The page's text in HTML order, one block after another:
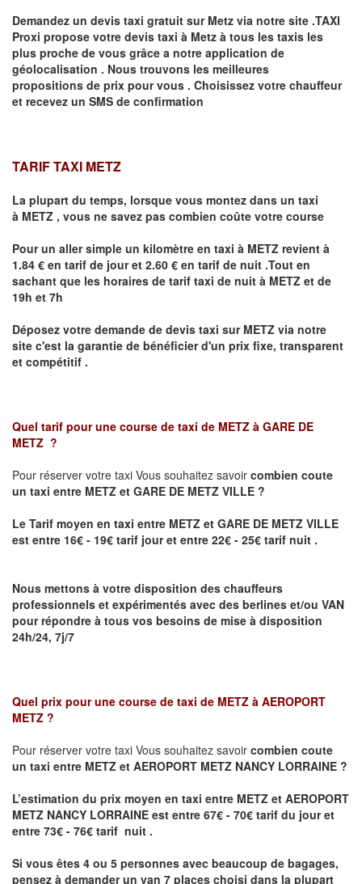
Demandez un devis taxi gratuit sur Metz via notre site .TAXI
Proxi propose votre devis taxi à Metz à tous les taxis les
plus proche de vous grâce a notre application de
géolocalisation . Nous trouvons les meilleures
propositions de prix pour vous . Choisissez votre chauffeur
et recevez un SMS de confirmation
TARIF TAXI METZ
La plupart du temps, lorsque vous montez dans un taxi
à METZ , vous ne savez pas combien coûte votre course
Pour un aller simple un kilomètre en taxi à METZ revient à
1.84 € en tarif de jour et 2.60 € en tarif de nuit .Tout en
sachant que les horaires de tarif taxi de nuit à METZ et de
19h et 7h
Déposez votre demande de devis taxi sur METZ via notre
site c'est la garantie de bénéficier d'un prix fixe, transparent
et compétitif .
Quel tarif pour une course de taxi de METZ à GARE DE
METZ ?
Pour réserver votre taxi Vous souhaitez savoir combien coute
un taxi entre METZ et GARE DE METZ VILLE ?
Le Tarif moyen en taxi entre METZ et GARE DE METZ VILLE
est entre 16€ - 19€ tarif jour et entre 22€ - 25€ tarif nuit .
Nous mettons à votre disposition des chauffeurs
professionnels et expérimentés avec des berlines et/ou VAN
pour répondre à tous vos besoins de mise à disposition
24h/24, 7j/7
Quel prix pour une course de taxi de METZ à AEROPORT
METZ ?
Pour réserver votre taxi Vous souhaitez savoir combien coute
un taxi entre METZ et AEROPORT METZ NANCY LORRAINE ?
L’estimation du prix moyen en taxi entre METZ et AEROPORT
METZ NANCY LORRAINE est entre 67€ - 70€ tarif du jour et
entre 73€ - 76€ tarif nuit .
Si vous êtes 4 ou 5 personnes avec beaucoup de bagages,
pensez à demander un van 7 places choisi dans la plupart